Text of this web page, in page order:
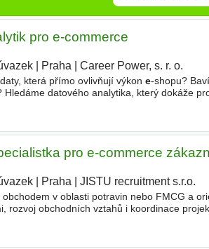
pro e-commerce
| Praha| Career Power, s. r. o.
která přímo ovlivňují výkon e-shopu?
Hledáme datového analytika, který dokáže
pro e-commerce
| Praha| JISTU recruitment s.r.o.
obchodem v oblasti potravin nebo FMCG a
rozvoj obchodních vztahů i koordinace